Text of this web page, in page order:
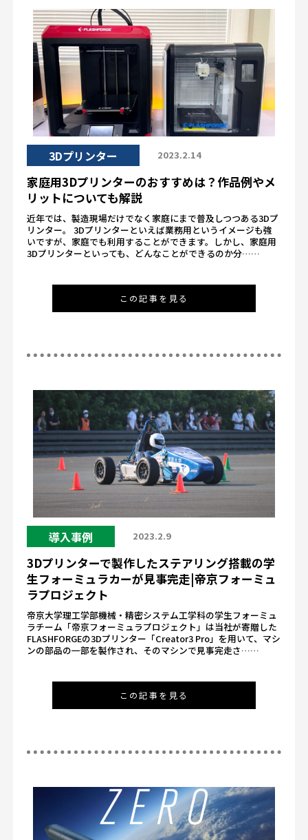
3Dプリンター 2023.2.14
家庭用3Dプリンターのおすすめは？作品例やメ
リットについても解説
近年では、製造現場だけでなく家庭にまで普及しつつある3Dプ
リンター。 3Dプリンターといえば業務用というイメージも強
いですが、家庭でも利用することができます。しかし、家庭用
3Dプリンターといっても、どんなことができるのか分……
この記事を見る
導入事例 2023.2.9
3Dプリンターで製作したステアリング搭載の学
生フォーミュラカーが見事完走|帝京フォーミュ
ラプロジェクト
帝京大学理工学部機械・精密システム工学科の学生フォーミュ
ラチーム「帝京フォーミュラプロジェクト」は当社が寄贈した
FLASHFORGEの3Dプリンター「Creator3 Pro」を用いて、マシ
ンの部品の一部を製作され、そのマシンで見事完走さ……
この記事を見る